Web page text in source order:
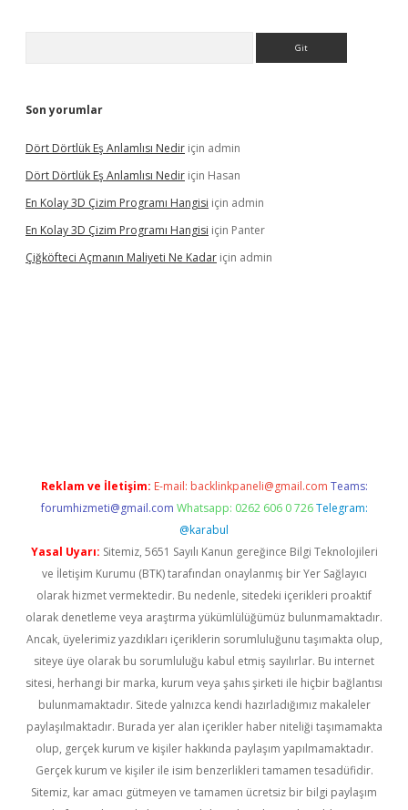
Son yorumlar
Dört Dörtlük Eş Anlamlısı Nedir için admin
Dört Dörtlük Eş Anlamlısı Nedir için Hasan
En Kolay 3D Çizim Programı Hangisi için admin
En Kolay 3D Çizim Programı Hangisi için Panter
Çiğköfteci Açmanın Maliyeti Ne Kadar için admin
Reklam ve İletişim: E-mail: backlinkpaneli@gmail.com Teams:
forumhizmeti@gmail.com Whatsapp: 0262 606 0 726 Telegram:
@karabul
Yasal Uyarı: Sitemiz, 5651 Sayılı Kanun gereğince Bilgi Teknolojileri
ve İletişim Kurumu (BTK) tarafından onaylanmış bir Yer Sağlayıcı
olarak hizmet vermektedir. Bu nedenle, sitedeki içerikleri proaktif
olarak denetleme veya araştırma yükümlülüğümüz bulunmamaktadır.
Ancak, üyelerimiz yazdıkları içeriklerin sorumluluğunu taşımakta olup,
siteye üye olarak bu sorumluluğu kabul etmiş sayılırlar. Bu internet
sitesi, herhangi bir marka, kurum veya şahıs şirketi ile hiçbir bağlantısı
bulunmamaktadır. Sitede yalnızca kendi hazırladığımız makaleler
paylaşılmaktadır. Burada yer alan içerikler haber niteliği taşımamakta
olup, gerçek kurum ve kişiler hakkında paylaşım yapılmamaktadır.
Gerçek kurum ve kişiler ile isim benzerlikleri tamamen tesadüfidir.
Sitemiz, kar amacı gütmeyen ve tamamen ücretsiz bir bilgi paylaşım